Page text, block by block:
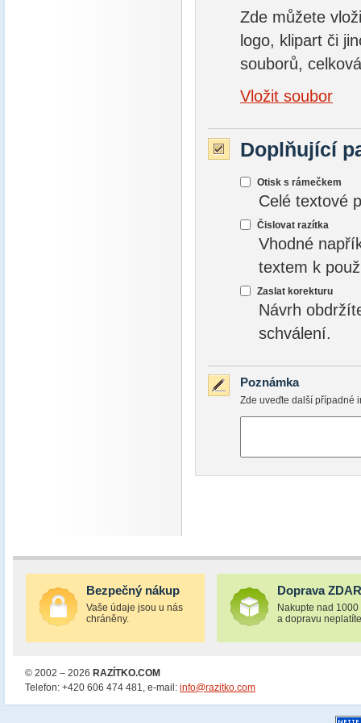
Zde můžete
logo, klipart či
souborů,
Vložit soubor
Doplňující
Otisk s rámečkem
Celé textové
Čislovat razítka
Vhodné
textem k
Zaslat korekturu
Návrh
schválení.
Poznámka
Zde uveďte další případné
Bezpečný nákup
Vaše údaje jsou u nás
chráněny.
Doprava
Nakupte nad 1000
a dopravu
© 2002 – 2026 RAZÍTKO.COM
Telefon: +420 606 474 481, e-mail: info@razitko.com